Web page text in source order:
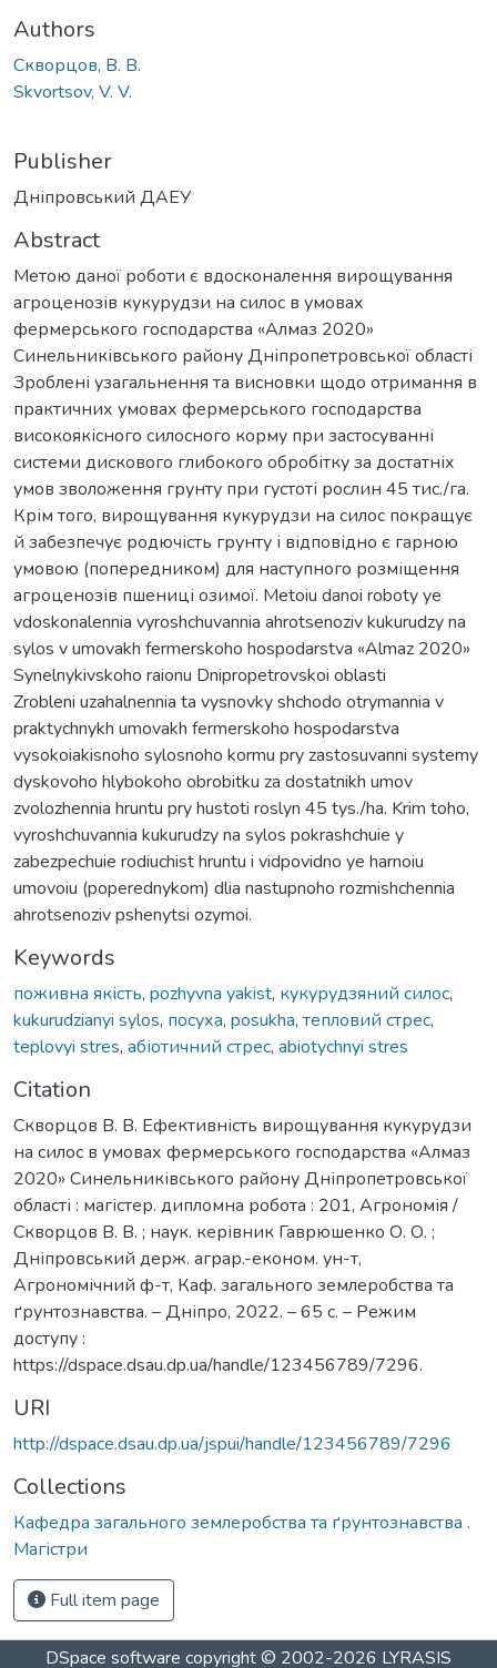
Authors
Скворцов, В. В.
Skvortsov, V. V.
Publisher
Дніпровський ДАЕУ
Abstract
Метою даної роботи є вдосконалення вирощування
агроценозів кукурудзи на силос в умовах
фермерського господарства «Алмаз 2020»
Синельниківського району Дніпропетровської області
Зроблені узагальнення та висновки щодо отримання в
практичних умовах фермерського господарства
високоякісного силосного корму при застосуванні
системи дискового глибокого обробітку за достатніх
умов зволоження грунту при густоті рослин 45 тис./га.
Крім того, вирощування кукурудзи на силос покращує
й забезпечує родючість грунту і відповідно є гарною
умовою (попередником) для наступного розміщення
агроценозів пшениці озимої. Metoiu danoi roboty ye
vdoskonalennia vyroshchuvannia ahrotsenoziv kukurudzy na
sylos v umovakh fermerskoho hospodarstva «Almaz 2020»
Synelnykivskoho raionu Dnipropetrovskoi oblasti
Zrobleni uzahalnennia ta vysnovky shchodo otrymannia v
praktychnykh umovakh fermerskoho hospodarstva
vysokoiakisnoho sylosnoho kormu pry zastosuvanni systemy
dyskovoho hlybokoho obrobitku za dostatnikh umov
zvolozhennia hruntu pry hustoti roslyn 45 tys./ha. Krim toho,
vyroshchuvannia kukurudzy na sylos pokrashchuie y
zabezpechuie rodiuchist hruntu i vidpovidno ye harnoiu
umovoiu (poperednykom) dlia nastupnoho rozmishchennia
ahrotsenoziv pshenytsi ozymoi.
Keywords
поживна якість, pozhyvna yakist, кукурудзяний силос,
kukurudzianyi sylos, посуха, posukha, тепловий стрес,
teplovyi stres, абіотичний стрес, abiotychnyi stres
Citation
Скворцов В. В. Ефективність вирощування кукурудзи
на силос в умовах фермерського господарства «Алмаз
2020» Синельниківського району Дніпропетровської
області : магістер. дипломна робота : 201, Агрономія /
Скворцов В. В. ; наук. керівник Гаврюшенко О. О. ;
Дніпровський держ. аграр.-економ. ун-т,
Агрономічний ф-т, Каф. загального землеробства та
ґрунтознавства. – Дніпро, 2022. – 65 с. – Режим
доступу :
https://dspace.dsau.dp.ua/handle/123456789/7296.
URI
http://dspace.dsau.dp.ua/jspui/handle/123456789/7296
Collections
Кафедра загального землеробства та ґрунтознавства .
Магістри
Full item page
DSpace software copyright © 2002-2026 LYRASIS